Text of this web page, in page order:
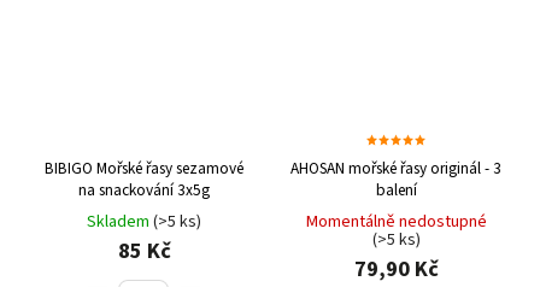
BIBIGO Mořské řasy sezamové
na snackování 3x5g
Skladem (>5 ks)
85 Kč
AHOSAN mořské řasy originál - 3
balení
Momentálně nedostupné
(>5 ks)
79,90 Kč